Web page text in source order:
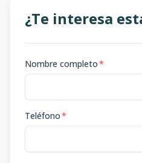
¿Te interesa
Nombre completo*
Teléfono*